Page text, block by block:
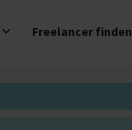
Freelancer finden